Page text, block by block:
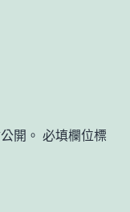
開。 必填欄位標